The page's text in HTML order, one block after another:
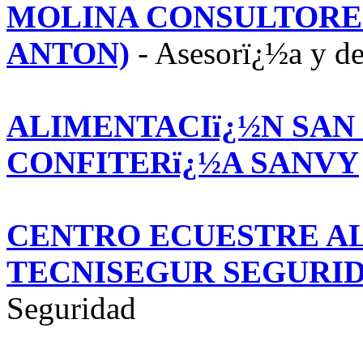
MOLINA
ANTON) - Asesorï¿½a y
ALIMENTACIï¿½N SAN
CONFITERï¿½A SANVY
CENTRO ECUESTRE
TECNISEGUR
Seguridad